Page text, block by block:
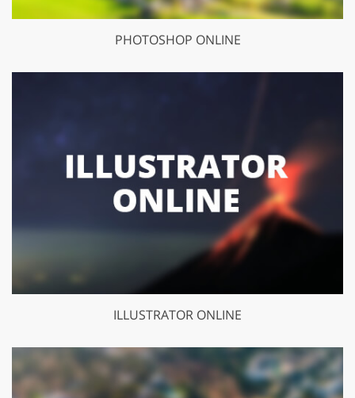
PHOTOSHOP ONLINE
ILLUSTRATOR ONLINE